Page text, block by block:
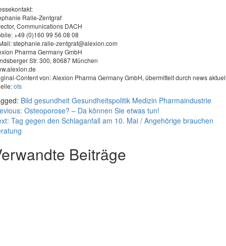
Ralle-Zentgraf
Communications DACH
+49 (0)160 99 56 08 08
stephanie.ralle-zentgraf@alexion.com
Pharma Germany GmbH
Str. 300, 80687 München
Content von: Alexion Pharma Germany GmbH, übermittelt durch news
ots
Bild gesundheit Gesundheitspolitik Medizin Pharmaindustrie
Osteoporose? – Da können Sie etwas tun!
Tag gegen den Schlaganfall am 10. Mai / Angehörige brauchen
Beiträge